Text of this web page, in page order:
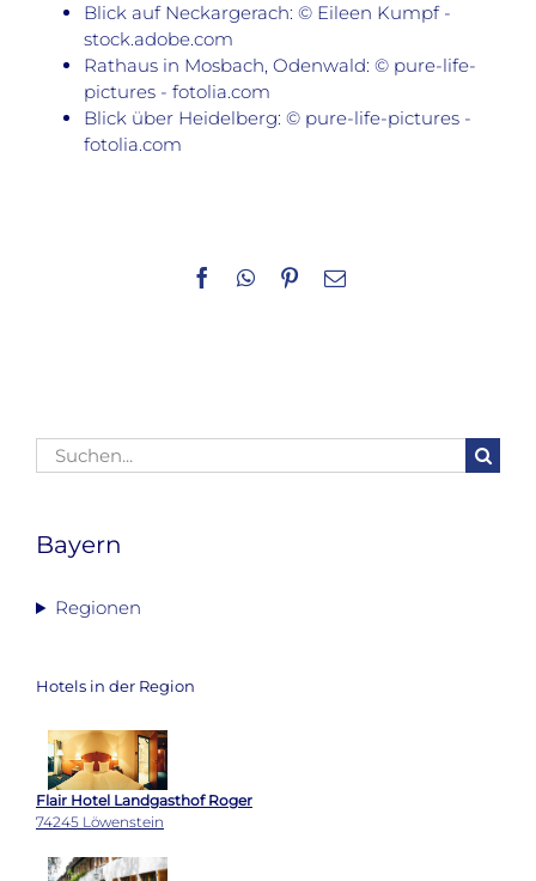
Blick auf Neckargerach: © Eileen Kumpf -
stock.adobe.com
Rathaus in Mosbach, Odenwald: © pure-life-
pictures - fotolia.com
Blick über Heidelberg: © pure-life-pictures -
fotolia.com
Facebook
WhatsApp
Pinterest
E-
Suche
nach:
Bayern
Regionen
Hotels in der Region
Flair Hotel Landgasthof Roger
74245 Löwenstein